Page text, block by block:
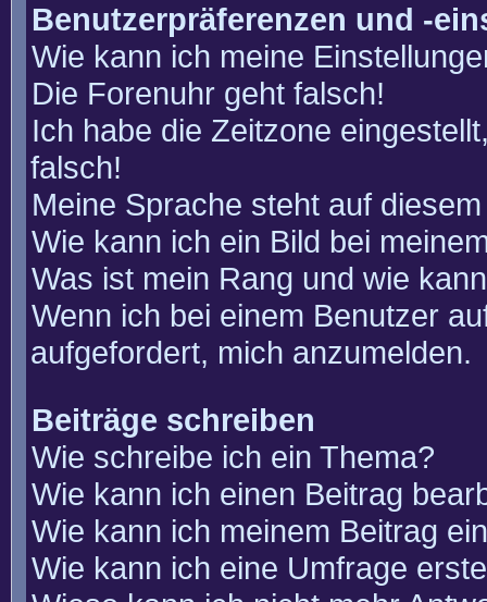
Benutzerpräferenzen und -
Wie kann ich meine
Die Forenuhr geht falsch!
Ich habe die Zeitzone
falsch!
Meine Sprache steht auf
Wie kann ich ein Bild bei
Was ist mein Rang und wie
Wenn ich bei einem Benutzer
aufgefordert, mich anzumelden.
Beiträge schreiben
Wie schreibe ich ein Thema?
Wie kann ich einen Beitrag
Wie kann ich meinem Beitrag
Wie kann ich eine Umfrage